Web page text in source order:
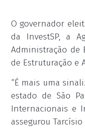
O governador
da InvestSP, a
Administração de
de Estruturação e
“É mais uma
estado de São
Internacionais e
assegurou Tarcísio